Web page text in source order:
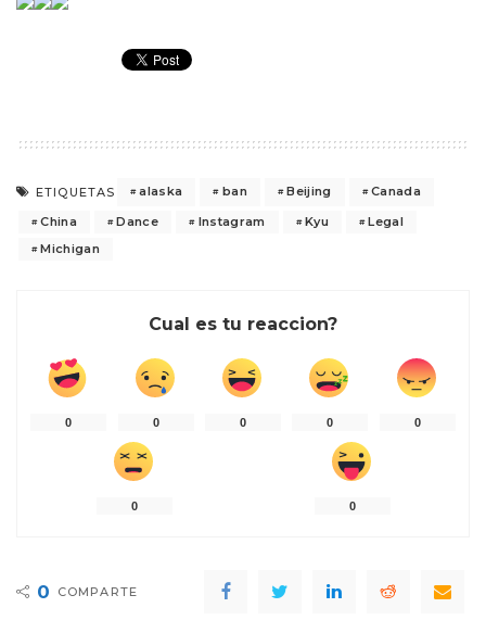
ETIQUETAS alaska ban Beijing
Canada
China
Dance Instagram Kyu
Legal
Michigan
Cual es tu reaccion?
0 0 0 0 0
0 0
0 COMPARTE